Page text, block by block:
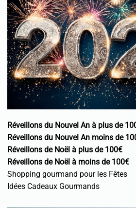
Réveillons du Nouvel An à plus de
Réveillons du Nouvel An moins de
Réveillons de Noël à plus de 100€
Réveillons de Noël à moins de 100€
Shopping gourmand pour les Fêtes
Idées Cadeaux Gourmands